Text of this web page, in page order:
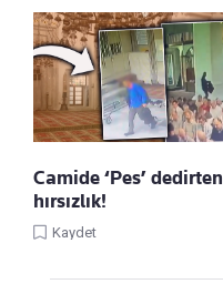
Camide ‘Pes’ dedirten
hırsızlık!
Kaydet